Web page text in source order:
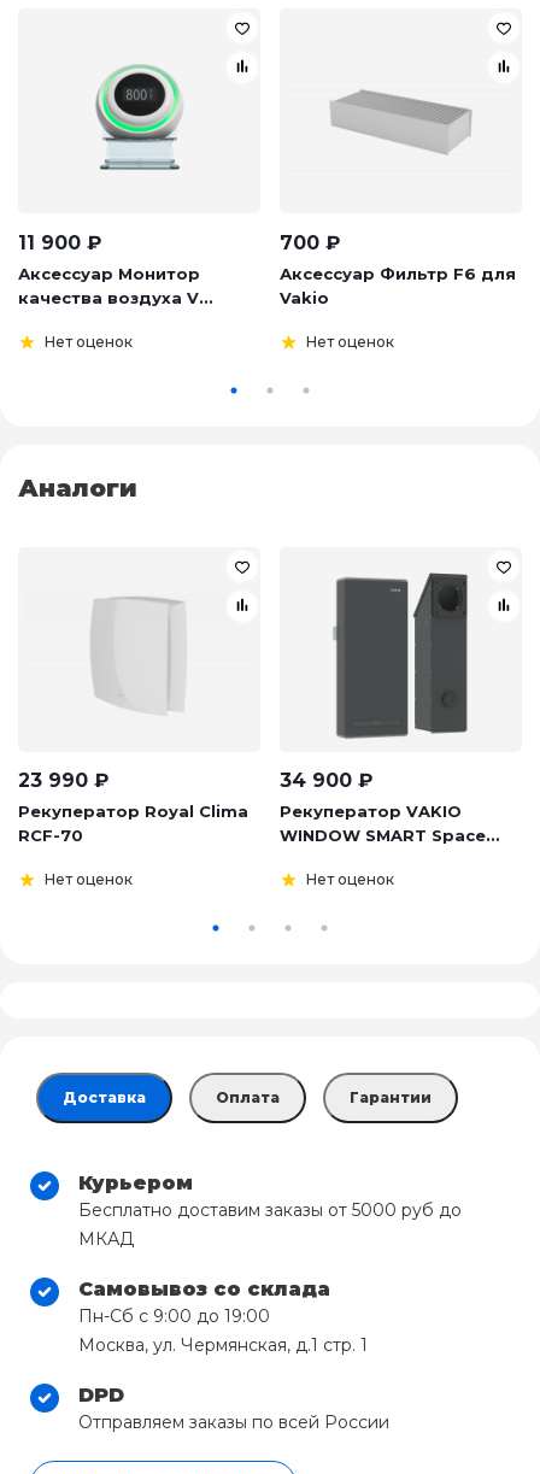
11 900 ₽
Аксессуар Монитор
качества воздуха V...
Нет оценок
700 ₽
Аксессуар Фильтр F6 для
Vakio
Нет оценок
Аналоги
23 990 ₽
Рекуператор Royal Clima
RCF-70
Нет оценок
34 900 ₽
Рекуператор VAKIO
WINDOW SMART Space...
Нет оценок
Доставка Оплата Гарантии
Курьером
Бесплатно доставим заказы от 5000 руб до
МКАД
Самовывоз со склада
Пн-Сб с 9:00 до 19:00
Москва, ул. Чермянская, д.1 стр. 1
DPD
Отправляем заказы по всей России